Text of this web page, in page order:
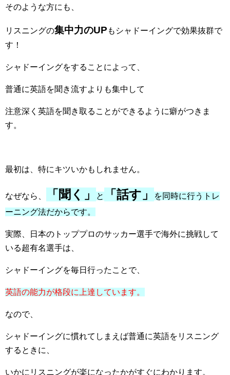
そのような方にも、
リスニングの集中力のUP もシャドーイングで効果抜群で
す！
シャドーイングをすることによって、
普通に英語を聞き流すよりも集中して
注意深く英語を聞き取ることができるように癖がつきま
す。
最初は、特にキツいかもしれません。
なぜなら、 「聞く」 と 「話す」
を同時に行うトレ
ーニング法だからです。
実際、日本のトッププロのサッカー選手で海外に挑戦して
いる超有名選手は、
シャドーイングを毎日行ったことで、
英語の能力が格段に上達しています。
なので、
シャドーイングに慣れてしまえば普通に英語をリスニング
するときに、
いかにリスニングが楽になったかがすぐにわかります。